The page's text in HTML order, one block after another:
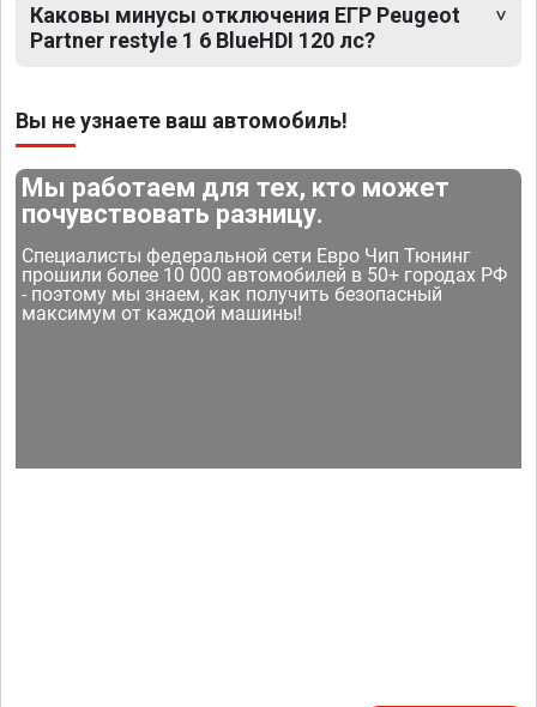
Каковы минусы отключения ЕГР Peugeot
Partner restyle 1 6 BlueHDI 120 лс?
Вы не узнаете ваш автомобиль!
Мы работаем для тех, кто может
почувствовать разницу.
Специалисты федеральной сети Евро Чип Тюнинг
прошили более 10 000 автомобилей в 50+ городах РФ
- поэтому мы знаем, как получить безопасный
максимум от каждой машины!